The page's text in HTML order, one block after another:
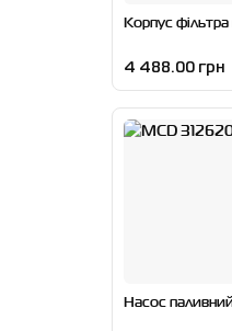
Корпус фільтра
4 488.00 грн
Насос